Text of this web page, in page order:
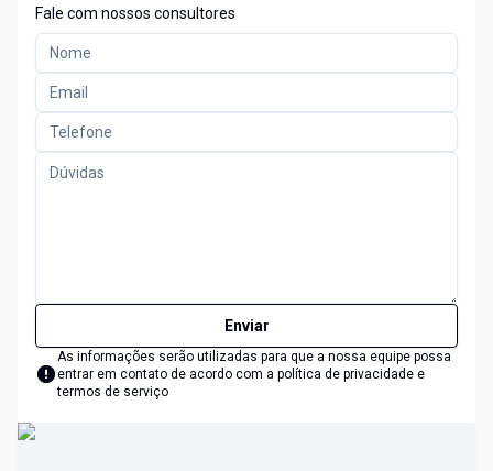
Fale com nossos consultores
Enviar
As informações serão utilizadas para que a nossa equipe possa
entrar em contato de acordo com a política de privacidade e
termos de serviço